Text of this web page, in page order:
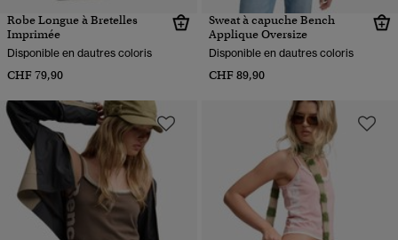
Robe Longue à Bretelles
Imprimée
Disponible en dautres coloris
CHF 79,90
Sweat à capuche Bench
Applique Oversize
Disponible en dautres coloris
CHF 89,90